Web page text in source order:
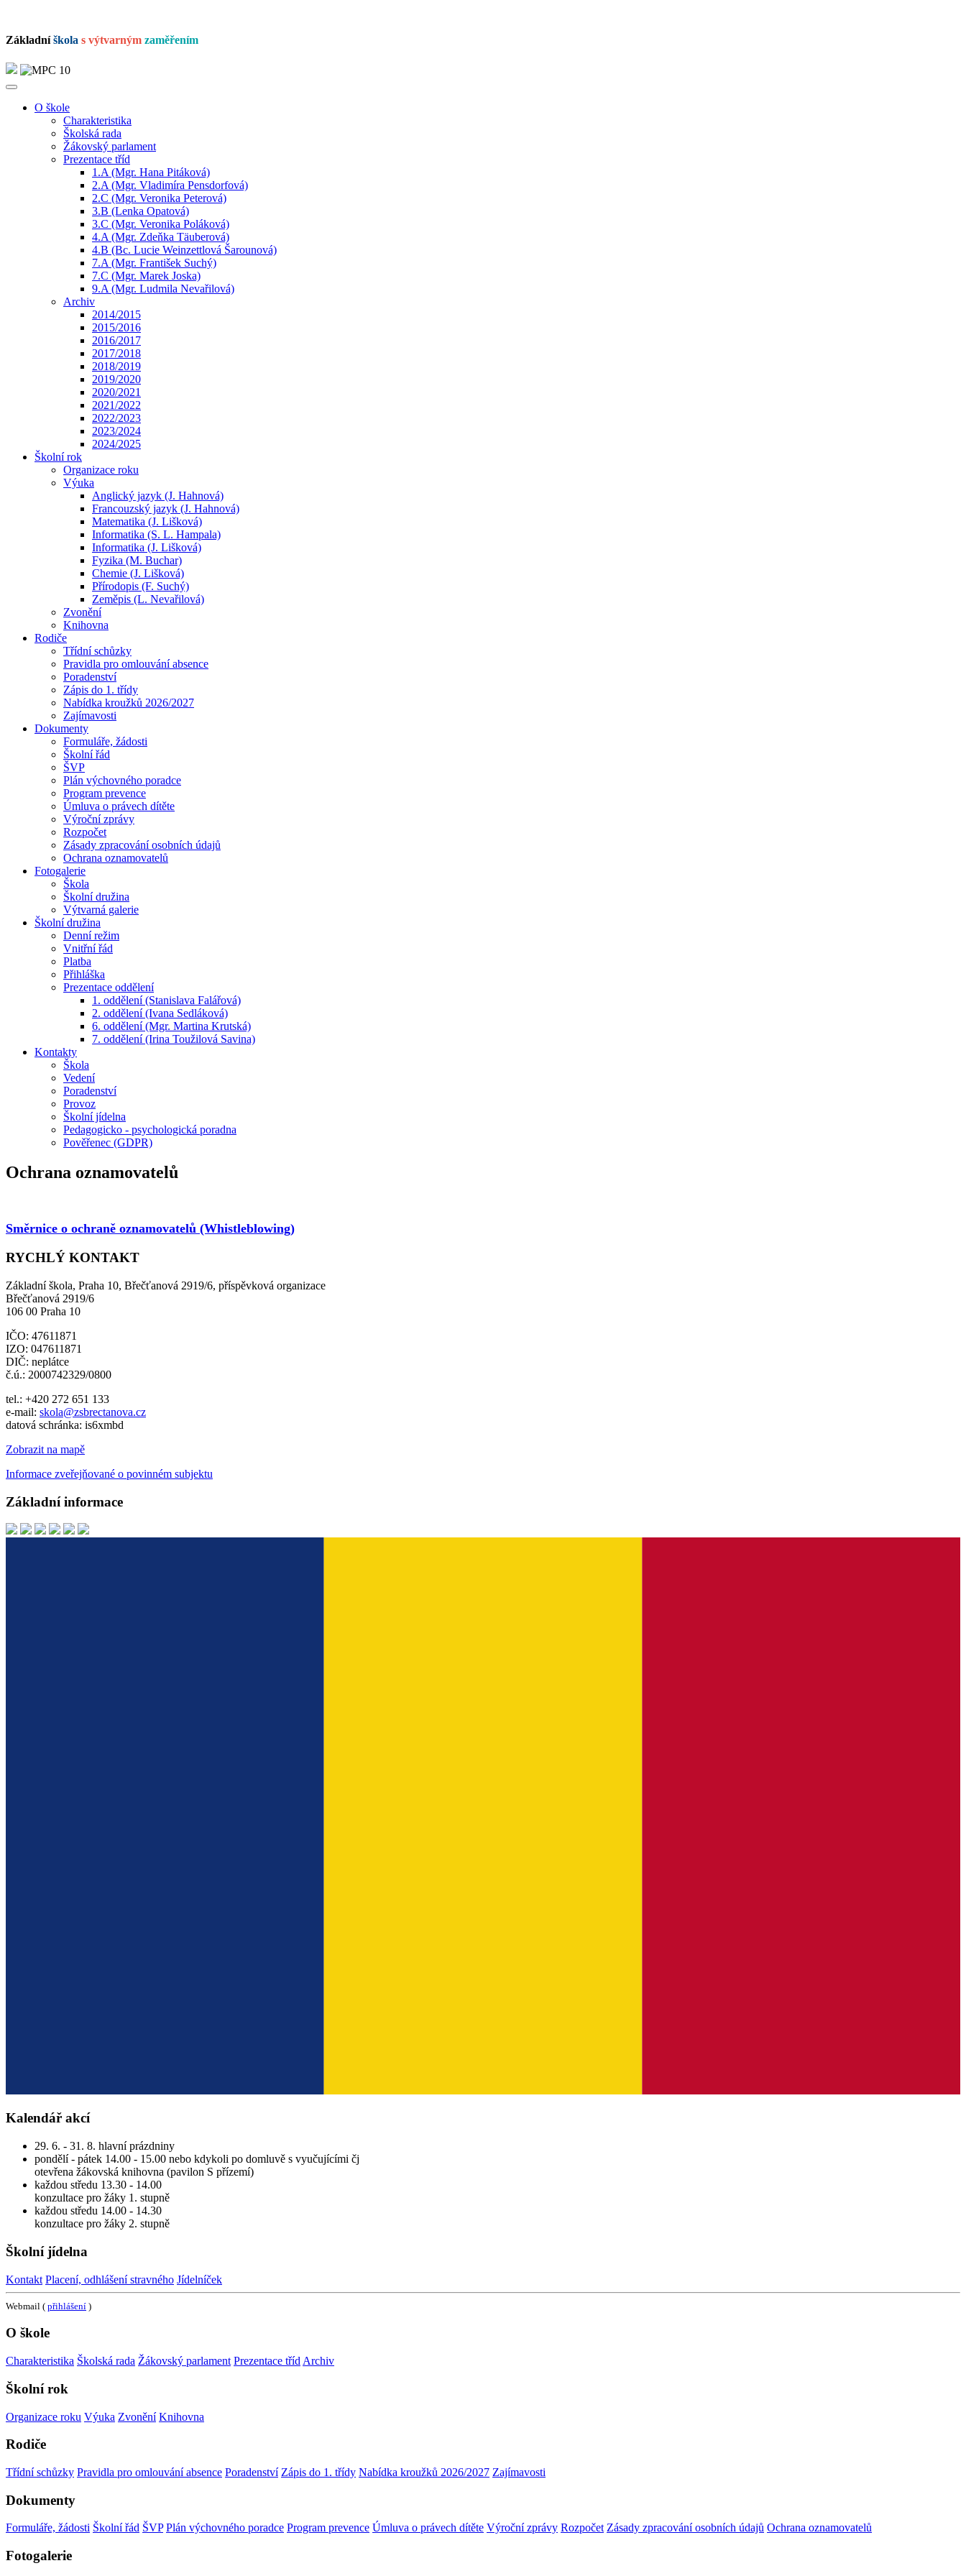
Základníškola s výtvarným zaměřením
O škole
Charakteristika
Školská rada
Žákovský parlament
Prezentace tříd
1.A (Mgr. Hana Pitáková)
2.A (Mgr. Vladimíra Pensdorfová)
2.C (Mgr. Veronika Peterová)
3.B (Lenka Opatová)
3.C (Mgr. Veronika Poláková)
4.A (Mgr. Zdeňka Täuberová)
4.B (Bc. Lucie Weinzettlová Šarounová)
7.A (Mgr. František Suchý)
7.C (Mgr. Marek Joska)
9.A (Mgr. Ludmila Nevařilová)
Archiv
2014/2015
2015/2016
2016/2017
2017/2018
2018/2019
2019/2020
2020/2021
2021/2022
2022/2023
2023/2024
2024/2025
Školní rok
Organizace roku
Výuka
Anglický jazyk (J. Hahnová)
Francouzský jazyk (J. Hahnová)
Matematika (J. Lišková)
Informatika (S. L. Hampala)
Informatika (J. Lišková)
Fyzika (M. Buchar)
Chemie (J. Lišková)
Přírodopis (F. Suchý)
Zeměpis (L. Nevařilová)
Zvonění
Knihovna
Rodiče
Třídní schůzky
Pravidla pro omlouvání absence
Poradenství
Zápis do 1. třídy
Nabídka kroužků 2026/2027
Zajímavosti
Dokumenty
Formuláře, žádosti
Školní řád
ŠVP
Plán výchovného poradce
Program prevence
Úmluva o právech dítěte
Výroční zprávy
Rozpočet
Zásady zpracování osobních údajů
Ochrana oznamovatelů
Fotogalerie
Škola
Školní družina
Výtvarná galerie
Školní družina
Denní režim
Vnitřní řád
Platba
Přihláška
Prezentace oddělení
1. oddělení (Stanislava Falářová)
2. oddělení (Ivana Sedláková)
6. oddělení (Mgr. Martina Krutská)
7. oddělení (Irina Toužilová Savina)
Kontakty
Škola
Vedení
Poradenství
Provoz
Školní jídelna
Pedagogicko - psychologická poradna
Pověřenec (GDPR)
Ochrana oznamovatelů
Směrnice o ochraně oznamovatelů (Whistleblowing)
RYCHLÝ KONTAKT
Základní škola, Praha 10, Břečťanová 2919/6, příspěvková organizace
Břečťanová 2919/6
106 00 Praha 10
IČO: 47611871
IZO: 047611871
DIČ: neplátce
č.ú.: 2000742329/0800
tel.: +420 272 651 133
e-mail: skola@zsbrectanova.cz
datová schránka: is6xmbd
Zobrazit na mapě
Informace zveřejňované o povinném subjektu
Základní informace
Kalendář akcí
29. 6. - 31. 8. hlavní prázdniny
pondělí - pátek 14.00 - 15.00 nebo kdykoli po domluvě s vyučujícími čj
otevřena žákovská knihovna (pavilon S přízemí)
každou středu 13.30 - 14.00
konzultace pro žáky 1. stupně
každou středu 14.00 - 14.30
konzultace pro žáky 2. stupně
Školní jídelna
Kontakt Placení, odhlášení stravného Jídelníček
Webmail ( přihlášení )
O škole
Charakteristika Školská rada Žákovský parlament Prezentace tříd Archiv
Školní rok
Organizace roku Výuka Zvonění Knihovna
Rodiče
Třídní schůzky Pravidla pro omlouvání absence Poradenství Zápis do 1. třídy Nabídka kroužků 2026/2027 Zajímavosti
Dokumenty
Formuláře, žádosti Školní řád ŠVP Plán výchovného poradce Program prevence Úmluva o právech dítěte Výroční zprávy Rozpočet Zásady zpracování osobních údajů Ochrana oznamovatelů
Fotogalerie